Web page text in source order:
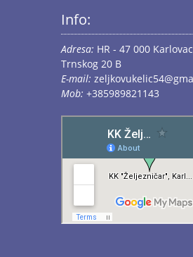
Info:
Adresa: HR - 47 000
Trnskog 20 B
E-mail:
Mob: +385989821143